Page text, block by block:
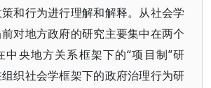
和行为进行理解和解释。从社会学
对地方政府的研究主要集中在两个
中央地方关系框架下的“项目制”研
织社会学框架下的政府治理行为研